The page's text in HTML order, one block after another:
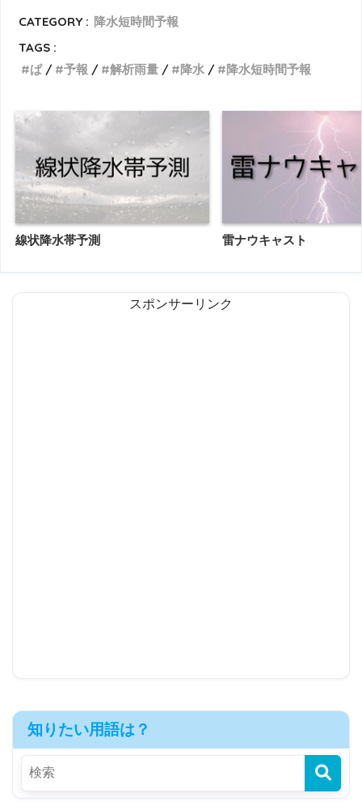
CATEGORY : 降水短時間予報
TAGS :
ぱ
予報 解析雨量 降水 降水短時間予報
線状降水帯予測 雷ナウキャスト
スポンサーリンク
知りたい用語は？